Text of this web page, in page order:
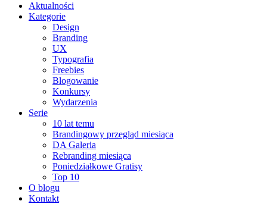
Aktualności
Kategorie
Design
Branding
UX
Typografia
Freebies
Blogowanie
Konkursy
Wydarzenia
Serie
10 lat temu
Brandingowy przegląd miesiąca
DA Galeria
Rebranding miesiąca
Poniedziałkowe Gratisy
Top 10
O blogu
Kontakt